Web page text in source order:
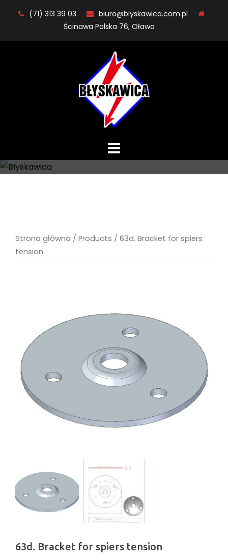
(71) 313 39 03
biuro@blyskawica.com.pl
Ścinawa Polska 76, Oława
Strona główna / Products / 63d. Bracket for spiers
tension
63d. Bracket for spiers tension